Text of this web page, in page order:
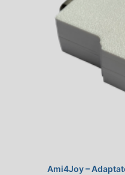
Ami4Joy –